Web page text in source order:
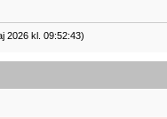
2026 kl. 09:52:43)